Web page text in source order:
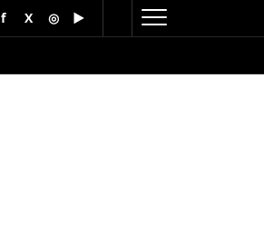
f X ◎ ▶